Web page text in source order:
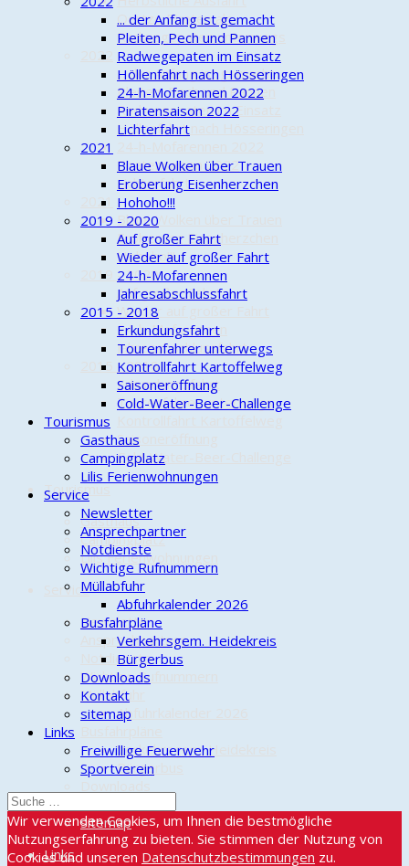
Oertze Piraten als
Radwegepaten unterwegs
2022
... der Anfang ist gemacht
Pleiten, Pech und Pannen
Radwegepaten im Einsatz
Höllenfahrt nach Hösseringen
Piratensaison 2022
Lichterfahrt
2021
Blaue Wolken über Trauen
Eroberung Eisenherzchen
Hohoho!!!
2019 - 2020
Auf großer Fahrt
Wieder auf großer Fahrt
24-h-Mofarennen
Jahresabschlussfahrt
2015 - 2018
Erkundungsfahrt
Tourenfahrer unterwegs
Saisoneröffnung
Cold-Water-Beer-Challenge
Tourismus
Gasthaus
Campingplatz
Lilis Ferienwohnungen
Service
Newsletter
Ansprechpartner
Notdienste
Wichtige Rufnummern
Müllabfuhr
Abfuhrkalender 2026
Verkehrsgem. Heidekreis
Bürgerbus
sitemap
Links
... der Anfang ist gemacht
Pleiten, Pech und Pannen
Radwegepaten im Einsatz
Höllenfahrt nach Hösseringen
24-h-Mofarennen 2022
Piratensaison 2022
Lichterfahrt
2021
Blaue Wolken über Trauen
Eroberung Eisenherzchen
Hohoho!!!
2019 - 2020
Auf großer Fahrt
Wieder auf großer Fahrt
24-h-Mofarennen
Jahresabschlussfahrt
2015 - 2018
Erkundungsfahrt
Tourenfahrer unterwegs
Kontrollfahrt Kartoffelweg
Saisoneröffnung
Cold-Water-Beer-Challenge
Tourismus
Gasthaus
Campingplatz
Lilis Ferienwohnungen
Service
Newsletter
Ansprechpartner
Notdienste
Wichtige Rufnummern
Müllabfuhr
Abfuhrkalender 2026
Busfahrpläne
Verkehrsgem. Heidekreis
Bürgerbus
Downloads
Kontakt
sitemap
Links
Freiwillige Feuerwehr
Sportverein
Wir verwenden Cookies, um Ihnen die bestmögliche
Nutzungserfahrung zu bieten. Sie stimmen der Nutzung von
Cookies und unseren Datenschutzbestimmungen zu.